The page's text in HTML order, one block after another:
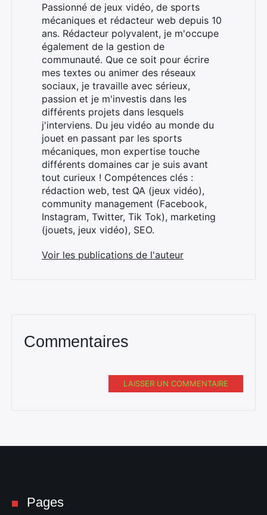
Passionné de jeux vidéo, de sports
mécaniques et rédacteur web depuis 10
ans. Rédacteur polyvalent, je m'occupe
également de la gestion de
communauté. Que ce soit pour écrire
mes textes ou animer des réseaux
sociaux, je travaille avec sérieux,
passion et je m'investis dans les
différents projets dans lesquels
j'interviens. Du jeu vidéo au monde du
jouet en passant par les sports
mécaniques, mon expertise touche
différents domaines car je suis avant
tout curieux ! Compétences clés :
rédaction web, test QA (jeux vidéo),
community management (Facebook,
Instagram, Twitter, Tik Tok), marketing
(jouets, jeux vidéo), SEO.
Voir les publications de l'auteur
Commentaires
LAISSER UN COMMENTAIRE
Pages